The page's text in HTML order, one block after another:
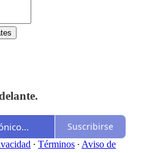
Suscribirse
∙ Términos ∙ Aviso de